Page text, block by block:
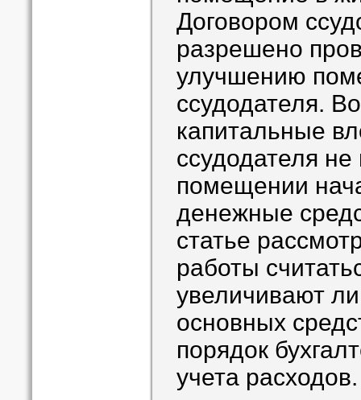
Договором
разрешено
улучшению
ссудодателя.
капитальные
ссудодателя
помещении
денежные
статье
работы
увеличивают
основных
порядок
учета расходов.